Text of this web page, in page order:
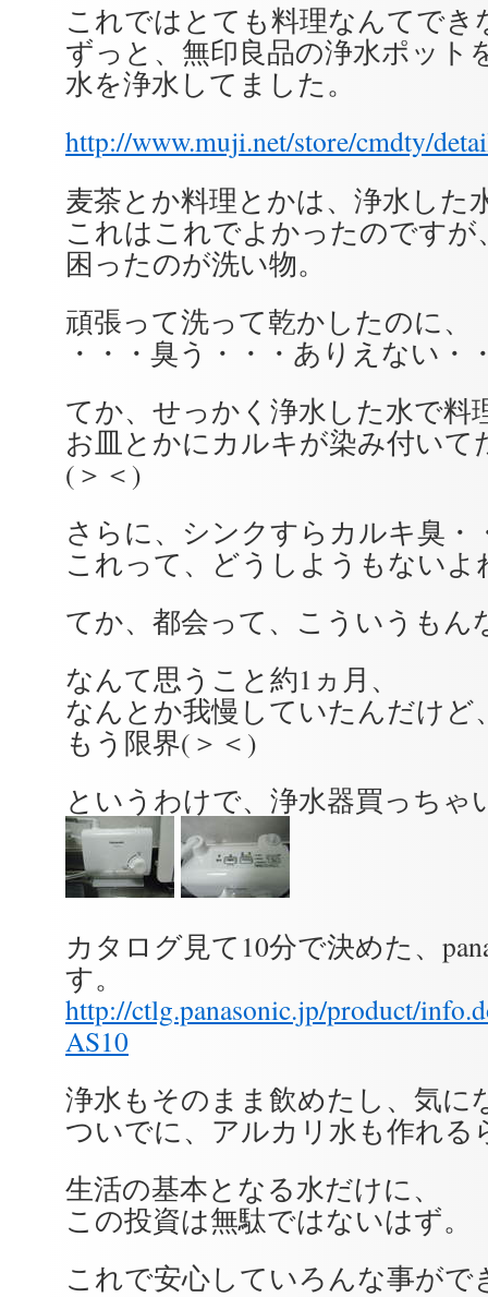
これではとても料理なんてでき
ずっと、無印良品の浄水ポット
水を浄水してました。
http://www.muji.net/store/cmdty/
麦茶とか料理とかは、浄水した
これはこれでよかったのですが
困ったのが洗い物。
頑張って洗って乾かしたのに、
・・・臭う・・・ありえない・
てか、せっかく浄水した水で料
お皿とかにカルキが染み付いて
(＞＜)
さらに、シンクすらカルキ臭・
これって、どうしようもないよ
てか、都会って、こういうもん
なんて思うこと約1ヵ月、
なんとか我慢していたんだけど
もう限界(＞＜)
というわけで、浄水器買っちゃ
カタログ見て10分で決めた、
す。
http://ctlg.panasonic.jp/product/
AS10
浄水もそのまま飲めたし、気に
ついでに、アルカリ水も作れる
生活の基本となる水だけに、
この投資は無駄ではないはず。
これで安心していろんな事がで